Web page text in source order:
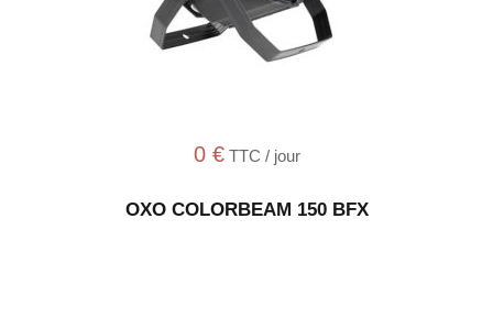
0 €TTC / jour
OXO COLORBEAM 150 BFX